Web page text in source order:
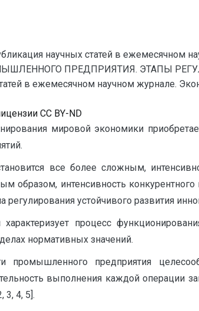
научных статей в ежемесячном
ПРЕДПРИЯТИЯ. ЭТАПЫ
в ежемесячном научном журнале.
CC BY-ND
мировой экономики
все более сложным,
образом, интенсивность
устойчивого развития
процесс
нормативных значений.
промышленного предприятия
выполнения каждой операции
3, 4, 5].